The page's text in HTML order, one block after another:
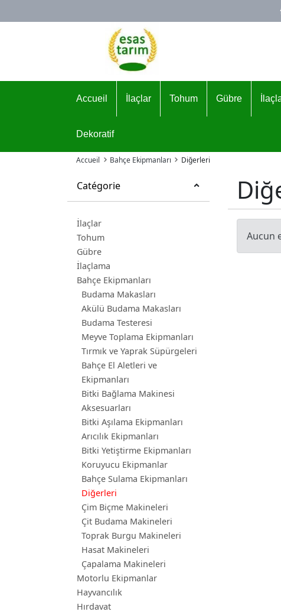
Logo
Accueil İlaçlar Tohum Gübre
Dekoratif
Accueil Bahçe Ekipmanları Diğerleri
Catégorie
İlaçlar
Tohum
Gübre
İlaçlama
Bahçe Ekipmanları
Budama Makasları
Akülü Budama Makasları
Budama Testeresi
Meyve Toplama Ekipmanları
Tırmık ve Yaprak Süpürgeleri
Bahçe El Aletleri ve
Ekipmanları
Bitki Bağlama Makinesi
Aksesuarları
Bitki Aşılama Ekipmanları
Arıcılık Ekipmanları
Bitki Yetiştirme Ekipmanları
Koruyucu Ekipmanlar
Bahçe Sulama Ekipmanları
Diğerleri
Çim Biçme Makineleri
Çit Budama Makineleri
Toprak Burgu Makineleri
Hasat Makineleri
Çapalama Makineleri
Motorlu Ekipmanlar
Hayvancılık
Hırdavat
Aucun